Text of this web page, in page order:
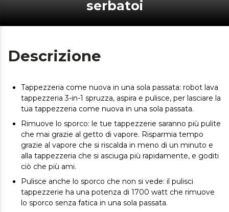
serbatoi
Descrizione
Tappezzeria come nuova in una sola passata: robot lava
tappezzeria 3-in-1 spruzza, aspira e pulisce, per lasciare la
tua tappezzeria come nuova in una sola passata.
Rimuove lo sporco: le tue tappezzerie saranno più pulite
che mai grazie al getto di vapore. Risparmia tempo
grazie al vapore che si riscalda in meno di un minuto e
alla tappezzeria che si asciuga più rapidamente, e goditi
ciò che più ami.
Pulisce anche lo sporco che non si vede: il pulisci
tappezzerie ha una potenza di 1700 watt che rimuove
lo sporco senza fatica in una sola passata.